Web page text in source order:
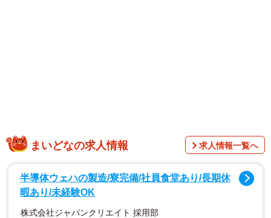
まいどなの求人情報 求人情報一覧へ
半導体ウェハの製造/寮完備/社員食堂あり/長期休
暇あり/未経験OK
株式会社ジャパンクリエイト 採用部